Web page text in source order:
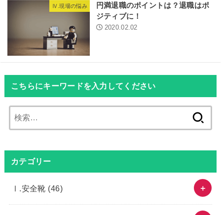
Ⅳ.現場の悩み
円満退職のポイントは？退職はポ
ジティブに！
2020.02.02
こちらにキーワードを入力してください
索:
カテゴリー
Ⅰ.安全靴 (46)